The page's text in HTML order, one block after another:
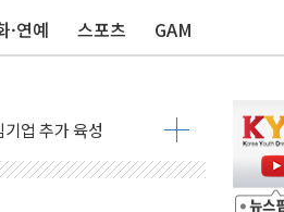
·연예 스포츠 GAM
향"
억3200만원
부적합'